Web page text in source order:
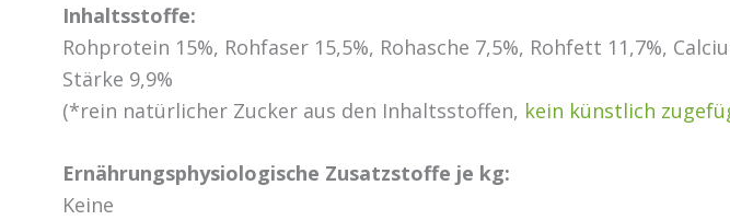
Inhaltsstoffe:
Rohprotein 15%, Rohfaser 15,5%, Rohasche 7,5%, Rohfett 11,7%,
Stärke 9,9%
(*rein natürlicher Zucker aus den Inhaltsstoffen, kein künstlich
Ernährungsphysiologische Zusatzstoffe je kg:
Keine